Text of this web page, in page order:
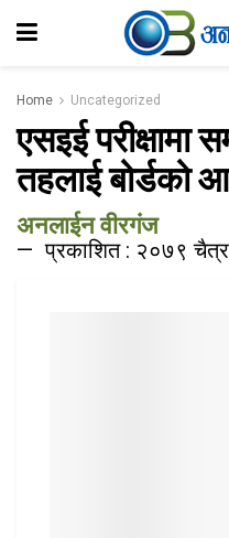
Home Uncategorized
एसइई परीक्षामा
तहलाई बोर्डको
अनलाईन वीरगंज
प्रकाशित : २०७९ चैत्र